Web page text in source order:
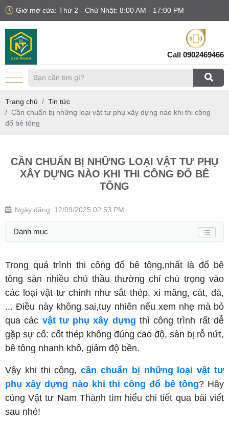
Giờ mở cửa: Thứ 2 - Chủ Nhật: 8:00 AM - 17:00 PM
Call 0902469466
Trang chủ
Tin tức
Cần chuẩn bị những loại vật tư phụ xây dựng nào khi thi công
đổ bê tông
CẦN CHUẨN BỊ NHỮNG LOẠI VẬT TƯ PHỤ
XÂY DỰNG NÀO KHI THI CÔNG ĐỔ BÊ
TÔNG
Ngày đăng: 12/09/2025 02:53 PM
Danh mục
Trong quá trình thi công đổ bê tông,nhất là đổ bê
tông sàn nhiều chủ thầu thường chỉ chú trọng vào
các loại vật tư chính như sắt thép, xi măng, cát, đá,
... Điều này không sai,tuy nhiên nếu xem nhẹ mà bỏ
qua các vật tư phụ xây dựng thì công trình rất dễ
gặp sự cố: cốt thép không đúng cao độ, sàn bị rỗ nứt,
bê tông nhanh khô, giảm độ bền.
Vậy khi thi công,cần chuẩn bị những loại vật tư
phụ xây dựng nào khi thi công đổ bê tông? Hãy
cùng Vật tư Nam Thành tìm hiểu chi tiết qua bài viết
sau nhé!